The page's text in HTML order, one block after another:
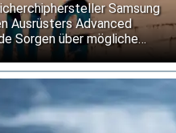
Samsung
Ausrüsters Advanced
Sorgen über mögliche